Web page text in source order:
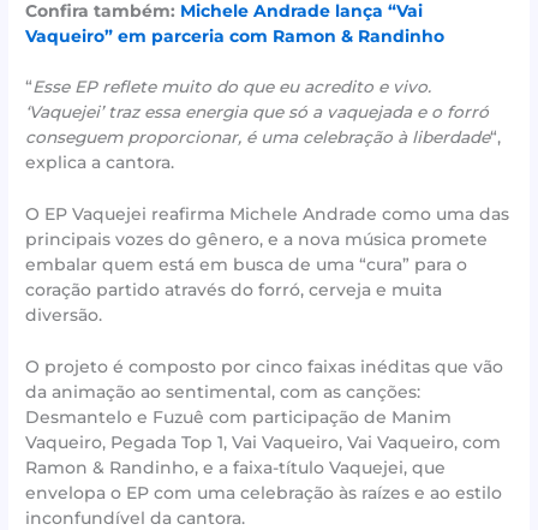
Confira também: Michele Andrade lança “Vai
Vaqueiro” em parceria com Ramon & Randinho
“Esse EP reflete muito do que eu acredito e vivo.
‘Vaquejei’ traz essa energia que só a vaquejada e o forró
conseguem proporcionar, é uma celebração à liberdade“,
explica a cantora.
O EP Vaquejei reafirma Michele Andrade como uma das
principais vozes do gênero, e a nova música promete
embalar quem está em busca de uma “cura” para o
coração partido através do forró, cerveja e muita
diversão.
O projeto é composto por cinco faixas inéditas que vão
da animação ao sentimental, com as canções:
Desmantelo e Fuzuê com participação de Manim
Vaqueiro, Pegada Top 1, Vai Vaqueiro, Vai Vaqueiro, com
Ramon & Randinho, e a faixa-título Vaquejei, que
envelopa o EP com uma celebração às raízes e ao estilo
inconfundível da cantora.